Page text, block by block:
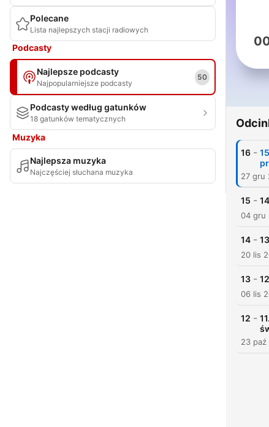
Polecane
Lista najlepszych stacji radiowych
Podcasty
Najlepsze podcasty
Najpopularniejsze podcasty
50
Podcasty według gatunków
18 gatunków tematycznych
Muzyka
Najlepsza muzyka
Najczęściej słuchana muzyka
16 -
27 gru
15 -
04 gru
14 -
20 lis
13 -
06 lis
12 -
23